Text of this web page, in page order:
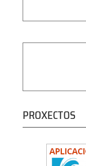
PROXECTOS